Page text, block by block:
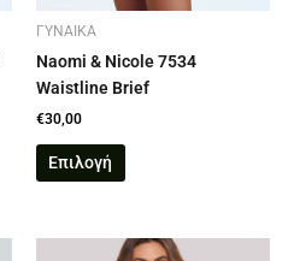
ΓΥΝΑΙΚΑ
Naomi & Nicole 7534
Waistline Brief
€30,00
Επιλογή
του
προϊόντος
Αυτό